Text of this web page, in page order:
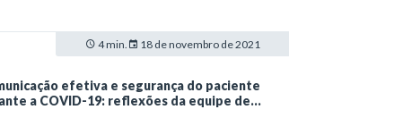
4 min. 18 de novembro de 2021
efetiva e segurança do paciente
a COVID-19: reflexões da equipe de